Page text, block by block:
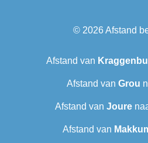
© 2026Afstand
Afstand van
Afstand van Grou
Afstand van Joure
Afstand van